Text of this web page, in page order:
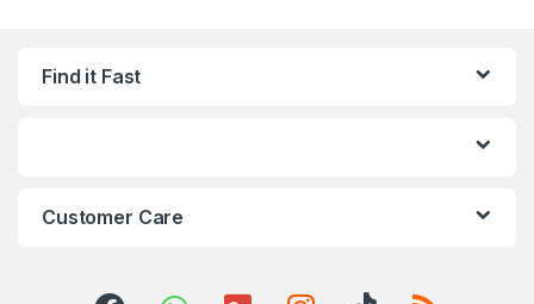
Find it Fast
Customer Care